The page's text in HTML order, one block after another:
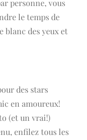
personne, vous
le temps de
blanc des yeux et
des stars
en amoureux!
(et un vrai!)
enfilez tous les